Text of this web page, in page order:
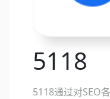
5118
5118通过对SEO